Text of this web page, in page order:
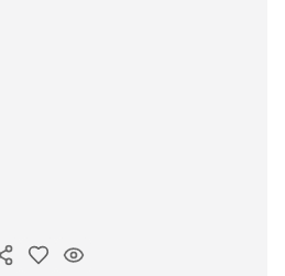
Copiar link